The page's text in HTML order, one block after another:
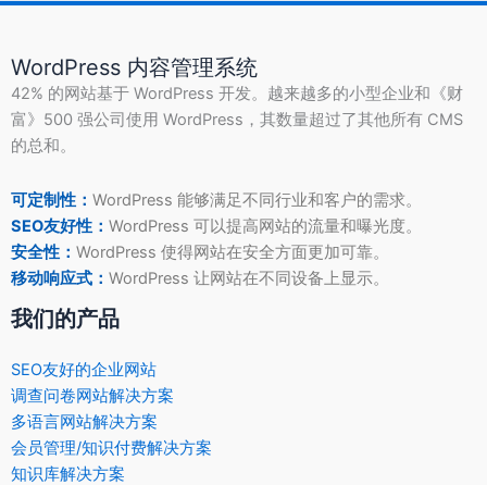
WordPress 内容管理系统
42% 的网站基于 WordPress 开发。越来越多的小型企业和《财
富》500 强公司使用 WordPress，其数量超过了其他所有 CMS
的总和。
可定制性： WordPress 能够满足不同行业和客户的需求。
SEO友好性： WordPress 可以提高网站的流量和曝光度。
安全性： WordPress 使得网站在安全方面更加可靠。
移动响应式： WordPress 让网站在不同设备上显示。
我们的产品
SEO友好的企业网站
调查问卷网站解决方案
多语言网站解决方案
会员管理/知识付费解决方案
知识库解决方案